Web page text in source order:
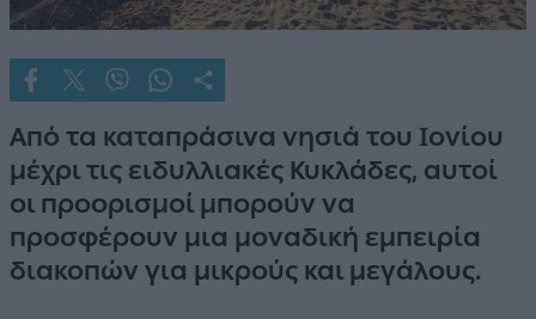
Από τα καταπράσινα νησιά του Ιονίου
μέχρι τις ειδυλλιακές Κυκλάδες, αυτοί
οι προορισμοί μπορούν να
προσφέρουν μια μοναδική εμπειρία
διακοπών για μικρούς και μεγάλους.